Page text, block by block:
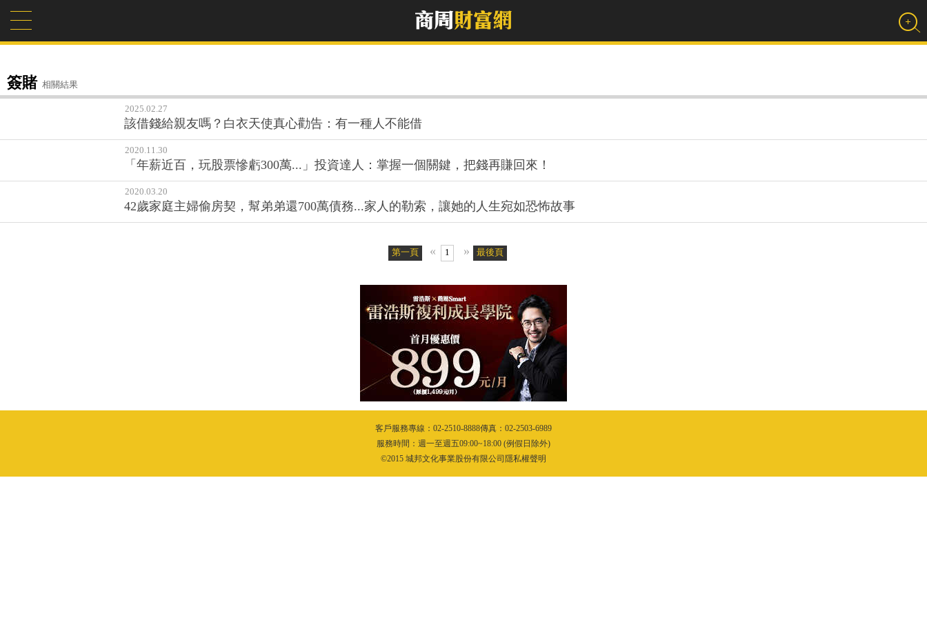
簽賭 相關結果
2025.02.27
該借錢給親友嗎？白衣天使真心勸告：有一種人不能借
2020.11.30
「年薪近百，玩股票慘虧300萬...」投資達人：掌握一個關鍵，把錢再賺回來！
2020.03.20
42歲家庭主婦偷房契，幫弟弟還700萬債務...家人的勒索，讓她的人生宛如恐怖故事
第一頁 « 1 » 最後頁
客戶服務專線：02-2510-8888傳真：02-2503-6989
服務時間：週一至週五09:00~18:00 (例假日除外)
©2015 城邦文化事業股份有限公司隱私權聲明